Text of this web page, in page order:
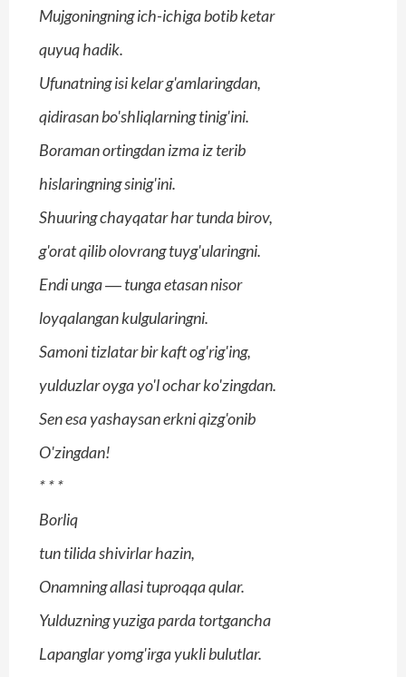
Mujgoningning ich-ichiga botib ketar
quyuq hadik.
Ufunatning isi kelar g'amlaringdan,
qidirasan bo'shliqlarning tinig'ini.
Boraman ortingdan izma iz terib
hislaringning sinig'ini.
Shuuring chayqatar har tunda birov,
g'orat qilib olovrang tuyg'ularingni.
Endi unga ― tunga etasan nisor
loyqalangan kulgularingni.
Samoni tizlatar bir kaft og'rig'ing,
yulduzlar oyga yo'l ochar ko'zingdan.
Sen esa yashaysan erkni qizg'onib
O'zingdan!
***
Borliq
tun tilida shivirlar hazin,
Onamning allasi tuproqqa qular.
Yulduzning yuziga parda tortgancha
Lapanglar yomg'irga yukli bulutlar.